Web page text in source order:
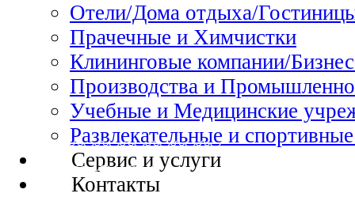
Отели/Дома отдыха/
Прачечные и Химчистки
Клининговые компании/
Производства и
Учебные и Медицинские
Развлекательные и
Сервис и услуги
Контакты